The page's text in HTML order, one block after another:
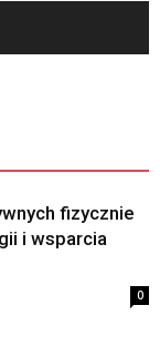
fizycznie
i wsparcia
0